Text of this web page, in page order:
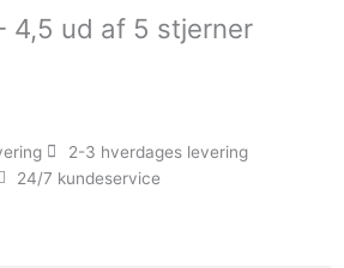
4,5 ud af 5 stjerner
2-3 hverdages levering
24/7 kundeservice